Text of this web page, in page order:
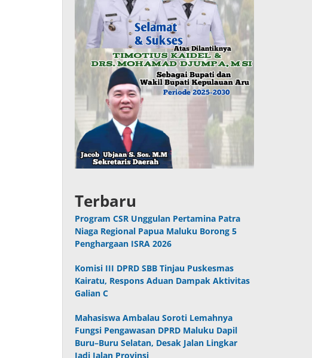
Terbaru
Program CSR Unggulan Pertamina Patra
Niaga Regional Papua Maluku Borong 5
Penghargaan ISRA 2026
Komisi III DPRD SBB Tinjau Puskesmas
Kairatu, Respons Aduan Dampak Aktivitas
Galian C
Mahasiswa Ambalau Soroti Lemahnya
Fungsi Pengawasan DPRD Maluku Dapil
Buru–Buru Selatan, Desak Jalan Lingkar
Jadi Jalan Provinsi